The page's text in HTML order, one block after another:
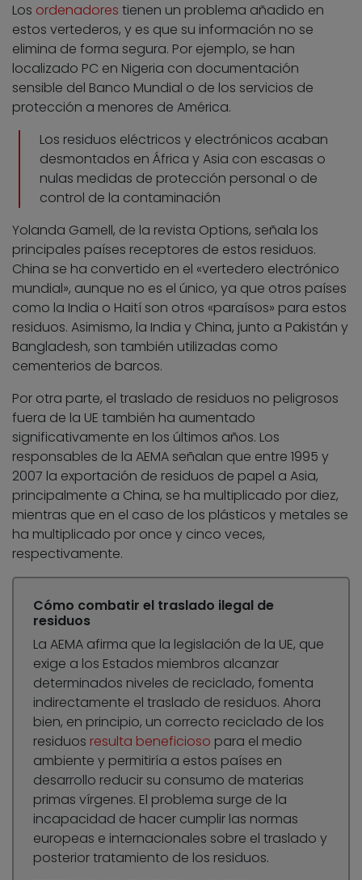
Los ordenadores tienen un problema añadido en
estos vertederos, y es que su información no se
elimina de forma segura. Por ejemplo, se han
localizado PC en Nigeria con documentación
sensible del Banco Mundial o de los servicios de
protección a menores de América.
Los residuos eléctricos y electrónicos acaban
desmontados en África y Asia con escasas o
nulas medidas de protección personal o de
control de la contaminación
Yolanda Gamell, de la revista Options, señala los
principales países receptores de estos residuos.
China se ha convertido en el «vertedero electrónico
mundial», aunque no es el único, ya que otros países
como la India o Haití son otros «paraísos» para estos
residuos. Asimismo, la India y China, junto a Pakistán y
Bangladesh, son también utilizadas como
cementerios de barcos.
Por otra parte, el traslado de residuos no peligrosos
fuera de la UE también ha aumentado
significativamente en los últimos años. Los
responsables de la AEMA señalan que entre 1995 y
2007 la exportación de residuos de papel a Asia,
principalmente a China, se ha multiplicado por diez,
mientras que en el caso de los plásticos y metales se
ha multiplicado por once y cinco veces,
respectivamente.
Cómo combatir el traslado ilegal de
residuos
La AEMA afirma que la legislación de la UE, que
exige a los Estados miembros alcanzar
determinados niveles de reciclado, fomenta
indirectamente el traslado de residuos. Ahora
bien, en principio, un correcto reciclado de los
residuos resulta beneficioso para el medio
ambiente y permitiría a estos países en
desarrollo reducir su consumo de materias
primas vírgenes. El problema surge de la
incapacidad de hacer cumplir las normas
europeas e internacionales sobre el traslado y
posterior tratamiento de los residuos.